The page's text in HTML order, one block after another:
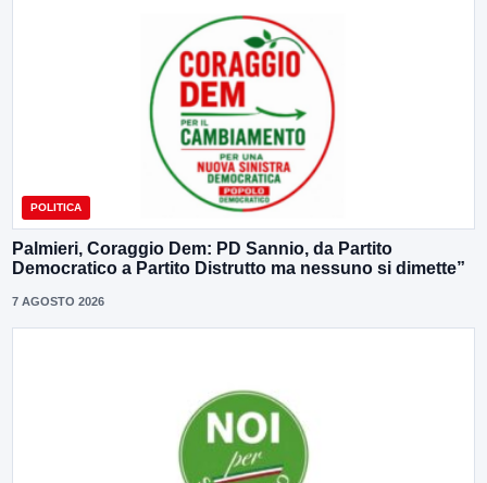
POLITICA
Palmieri, Coraggio Dem: PD Sannio, da Partito
Democratico a Partito Distrutto ma nessuno si dimette”
7 AGOSTO 2026